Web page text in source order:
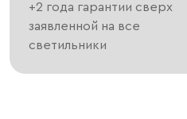
+2 года гарантии сверх
заявленной на все
светильники